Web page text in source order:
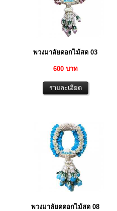
พวงมาลัยดอกไม้สด 03
600 บาท
พวงมาลัยดดอกไม้สด 08